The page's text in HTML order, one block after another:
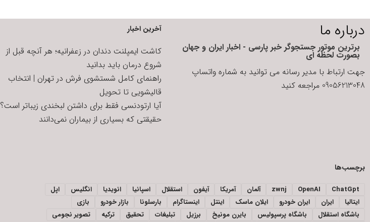
درباره ما
برترین موتور جستجوگر خبر پارسی - اخبار ایران و جهان
بصورت لحظه ای
جهت ارتباط با مدیر رسانه می توانید به شماره واتساپ
09056213048 مراجعه کنید
آخرین اخبار
کاشت ایمپلنت دندان در زعفرانیه؛ هر آنچه قبل از
شروع درمان باید بدانید
راهنمای کامل شستشوی فرش در تهران | انتخاب
قالیشویی تا تحویل
آیا ارتودنسی فقط برای داشتن لبخندی زیباتر است؟
حقیقتی که بسیاری از بیماران نمی‌دانند
برچسب‌ها
ChatGpt
OpenAI
zwnj آلمان آمریکا آیفون استقلال اسپانیا انویدیا انگلیس
اپل
ایتالیا
ایران ایران خودرو ایلان ماسک اینتل اینستاگرام بارسلونا بازار خودرو
بازی
باشگاه استقلال
باشگاه پرسپولیس بایرن مونیخ برزیل تبلیغات تحقیق ترکیه
تصویر نجومی